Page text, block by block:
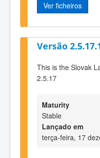
Ver ficheiros
Versão
This is the Slovak
2.5.17
Maturity
Stable
Lançado em
terça-feira, 17